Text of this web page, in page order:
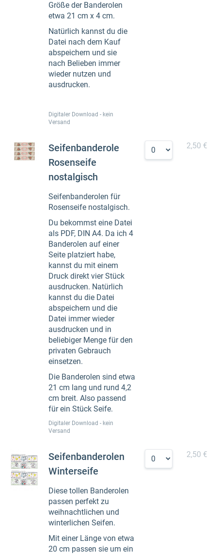
Größe der Banderolen
etwa 21 cm x 4 cm.
Natürlich kannst du die
Datei nach dem Kauf
abspeichern und sie
nach Belieben immer
wieder nutzen und
ausdrucken.
Digitaler Download - kein
Versand
Seifenbanderole
Rosenseife
nostalgisch
Seifenbanderolen für
Rosenseife nostalgisch.
Du bekommst eine Datei
als PDF, DIN A4. Da ich 4
Banderolen auf einer
Seite platziert habe,
kannst du mit einem
Druck direkt vier Stück
ausdrucken. Natürlich
kannst du die Datei
abspeichern und die
Datei immer wieder
ausdrucken und in
beliebiger Menge für den
privaten Gebrauch
einsetzen.
Die Banderolen sind etwa
21 cm lang und rund 4,2
cm breit. Also passend
für ein Stück Seife.
Digitaler Download - kein
Versand
2,50 €
Seifenbanderolen
Winterseife
Diese tollen Banderolen
passen perfekt zu
weihnachtlichen und
winterlichen Seifen.
Mit einer Länge von etwa
20 cm passen sie um ein
2,50 €